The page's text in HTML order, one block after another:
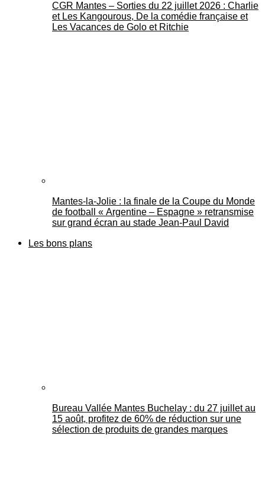
CGR Mantes – Sorties du 22 juillet 2026 : Charlie
et Les Kangourous, De la comédie française et
Les Vacances de Golo et Ritchie
Mantes-la-Jolie : la finale de la Coupe du Monde
de football « Argentine – Espagne » retransmise
sur grand écran au stade Jean-Paul David
Les bons plans
Bureau Vallée Mantes Buchelay : du 27 juillet au
15 août, profitez de 60% de réduction sur une
sélection de produits de grandes marques